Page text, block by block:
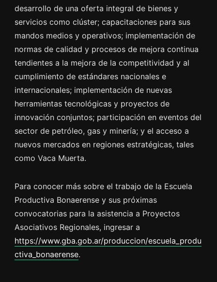
desarrollo de una oferta integral de bienes y
servicios como clúster; capacitaciones para sus
mandos medios y operativos; implementación de
normas de calidad y procesos de mejora continua
tendientes a la mejora de la competitividad y al
cumplimiento de estándares nacionales e
internacionales; implementación de nuevas
herramientas tecnológicas y proyectos de
innovación conjuntos; participación en eventos del
sector de petróleo, gas y minería; y el acceso a
nuevos mercados en regiones estratégicas, tales
como Vaca Muerta.
Para conocer más sobre el trabajo de la Escuela
Productiva Bonaerense y sus próximas
convocatorias para la asistencia a Proyectos
Asociativos Regionales, ingresar a
https://www.gba.gob.ar/produccion/escuela_produ
ctiva_bonaerense.